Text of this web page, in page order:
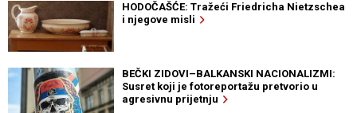
HODOČAŠĆE: Tražeći Friedricha Nietzschea
i njegove misli
BEČKI ZIDOVI–BALKANSKI NACIONALIZMI:
Susret koji je fotoreportažu pretvorio u
agresivnu prijetnju